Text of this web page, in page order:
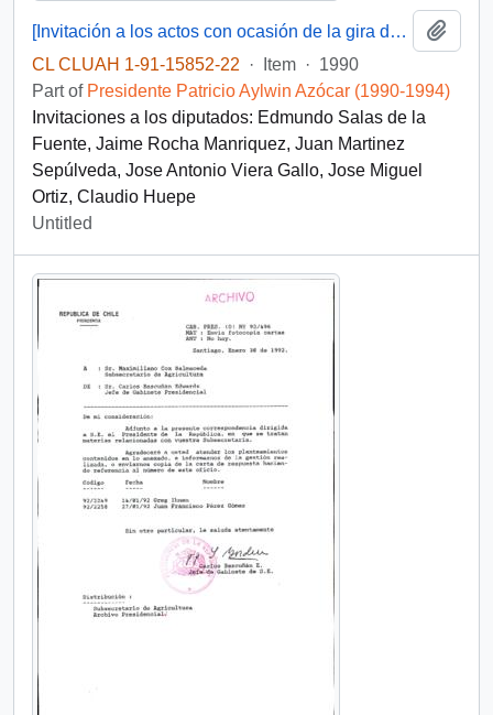
[Invitación a los actos con ocasión de la gira de S.E el Presidente en la VIII Región]
CL CLUAH 1-91-15852-22
· Item · 1990
Part of Presidente Patricio Aylwin Azócar (1990-1994)
Invitaciones a los diputados: Edmundo Salas de la
Fuente, Jaime Rocha Manriquez, Juan Martinez
Sepúlveda, Jose Antonio Viera Gallo, Jose Miguel
Ortiz, Claudio Huepe
Untitled